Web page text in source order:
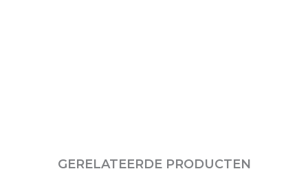
GERELATEERDE PRODUCTEN